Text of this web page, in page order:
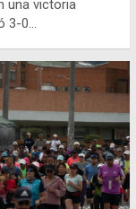
una victoria
0…